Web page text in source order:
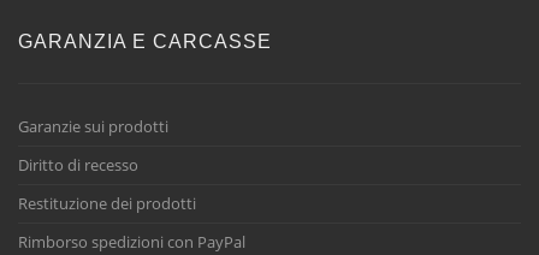
GARANZIA E CARCASSE
Garanzie sui prodotti
Diritto di recesso
Restituzione dei prodotti
Rimborso spedizioni con PayPal